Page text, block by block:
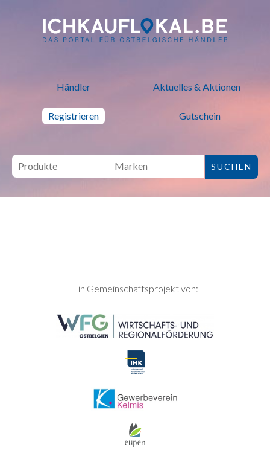
ich kauf lokal - Bei lokalen
Händler Aktuelles & Aktionen
Registrieren Gutschein
SEITENFUSSEin Gemeinschaftsprojekt von: